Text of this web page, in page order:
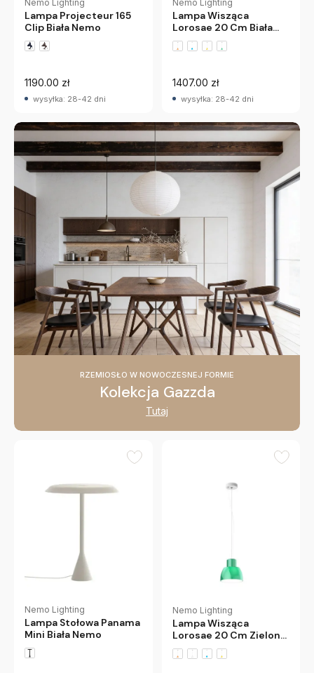
Nemo Lighting
Lampa Projecteur 165
Clip Biała Nemo
1190.00 zł
wysyłka: 28-42 dni
Nemo Lighting
Lampa Wisząca
Lorosae 20 Cm Biała
Nemo
1407.00 zł
wysyłka: 28-42 dni
RZEMIOSŁO W NOWOCZESNEJ FORMIE
Kolekcja Gazzda
Tutaj
Nemo Lighting
Lampa Stołowa Panama
Mini Biała Nemo
Nemo Lighting
Lampa Wisząca
Lorosae 20 Cm Zielona
Nemo